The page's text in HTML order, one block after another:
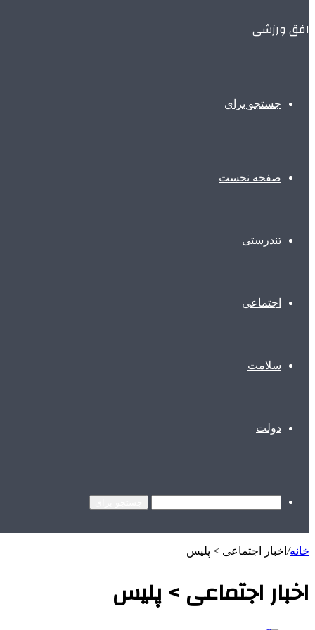
افق ورزشی
جستجو برای
صفحه نخست
تندرستی
اجتماعی
سلامت
دولت
خانه/ اخبار اجتماعی > پليس
اخبار اجتماعی > پليس